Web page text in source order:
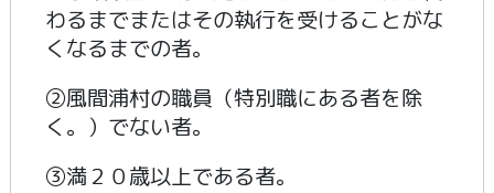
わるまでまたはその執行を受けることがな
くなるまでの者。
②風間浦村の職員（特別職にある者を除
く。）でない者。
③満２０歳以上である者。